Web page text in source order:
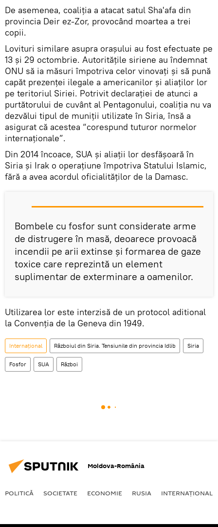
De asemenea, coaliția a atacat satul Sha'afa din
provincia Deir ez-Zor, provocând moartea a trei
copii.
Lovituri similare asupra orașului au fost efectuate pe
13 și 29 octombrie. Autoritățile siriene au îndemnat
ONU să ia măsuri împotriva celor vinovați și să pună
capăt prezenței ilegale a americanilor și aliaților lor
pe teritoriul Siriei. Potrivit declarației de atunci a
purtătorului de cuvânt al Pentagonului, coaliția nu va
dezvălui tipul de muniții utilizate în Siria, însă a
asigurat că acestea “corespund tuturor normelor
internaționale”.
Din 2014 încoace, SUA și aliații lor desfășoară în
Siria și Irak o operațiune împotriva Statului Islamic,
fără a avea acordul oficialităților de la Damasc.
Bombele cu fosfor sunt considerate arme
de distrugere în masă, deoarece provoacă
incendii pe arii extinse și formarea de gaze
toxice care reprezintă un element
suplimentar de exterminare a oamenilor.
Utilizarea lor este interzisă de un protocol aditional
la Convenția de la Geneva din 1949.
Internaţional Războiul din Siria. Tensiunile din provincia Idlib Siria
Fosfor SUA Război
Moldova-România
POLITICĂ SOCIETATE ECONOMIE RUSIA INTERNAŢIONAL